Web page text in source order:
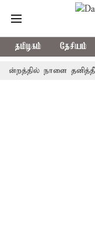
தமிழகம் தேசியம்
நாளை தனித்தீர்மானம்